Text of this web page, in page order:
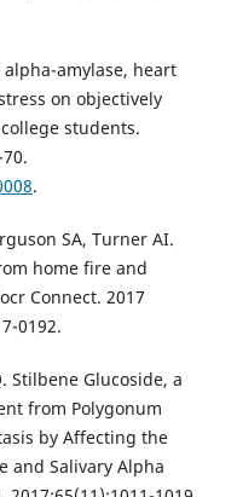
amylase, heart
on objectively
students.
.
SA, Turner AI.
home fire and
Connect. 2017
0192.
Stilbene Glucoside, a
from Polygonum
by Affecting the
and Salivary Alpha